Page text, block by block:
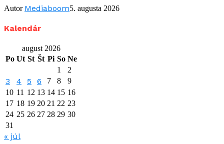
Autor Mediaboom5. augusta 2026
Kalendár
august 2026
Po Ut St Št Pi So Ne
1
2
3 4 5 6 7 8
9
10 11 12 13 14 15 16
17 18 19 20 21 22 23
24 25 26 27 28 29 30
31
« júl